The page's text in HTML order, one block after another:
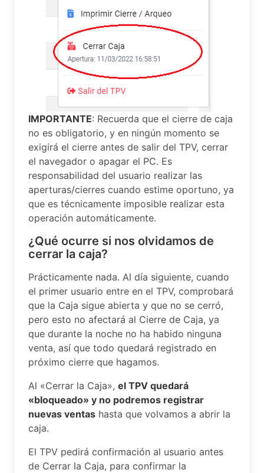
IMPORTANTE: Recuerda que el cierre de caja
no es obligatorio, y en ningún momento se
exigirá el cierre antes de salir del TPV, cerrar
el navegador o apagar el PC. Es
responsabilidad del usuario realizar las
aperturas/cierres cuando estime oportuno, ya
que es técnicamente imposible realizar esta
operación automáticamente.
¿Qué ocurre si nos olvidamos de
cerrar la caja?
Prácticamente nada. Al día siguiente, cuando
el primer usuario entre en el TPV, comprobará
que la Caja sigue abierta y que no se cerró,
pero esto no afectará al Cierre de Caja, ya
que durante la noche no ha habido ninguna
venta, así que todo quedará registrado en
próximo cierre que hagamos.
Al «Cerrar la Caja», el TPV quedará
«bloqueado» y no podremos registrar
nuevas ventas hasta que volvamos a abrir la
caja.
El TPV pedirá confirmación al usuario antes
de Cerrar la Caja, para confirmar la